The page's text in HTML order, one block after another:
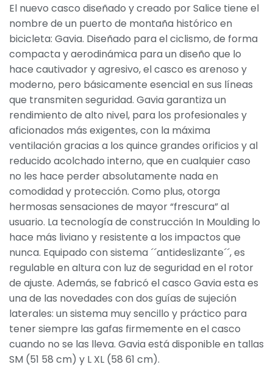
El nuevo casco diseñado y creado por Salice tiene el
nombre de un puerto de montaña histórico en
bicicleta: Gavia. Diseñado para el ciclismo, de forma
compacta y aerodinámica para un diseño que lo
hace cautivador y agresivo, el casco es arenoso y
moderno, pero básicamente esencial en sus líneas
que transmiten seguridad. Gavia garantiza un
rendimiento de alto nivel, para los profesionales y
aficionados más exigentes, con la máxima
ventilación gracias a los quince grandes orificios y al
reducido acolchado interno, que en cualquier caso
no les hace perder absolutamente nada en
comodidad y protección. Como plus, otorga
hermosas sensaciones de mayor “frescura” al
usuario. La tecnología de construcción In Moulding lo
hace más liviano y resistente a los impactos que
nunca. Equipado con sistema ´´antideslizante´´, es
regulable en altura con luz de seguridad en el rotor
de ajuste. Además, se fabricó el casco Gavia esta es
una de las novedades con dos guías de sujeción
laterales: un sistema muy sencillo y práctico para
tener siempre las gafas firmemente en el casco
cuando no se las lleva. Gavia está disponible en tallas
SM (51 58 cm) y L XL (58 61 cm).